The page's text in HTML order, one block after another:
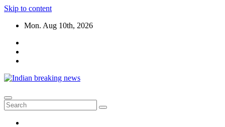
Skip to content
Mon. Aug 10th, 2026